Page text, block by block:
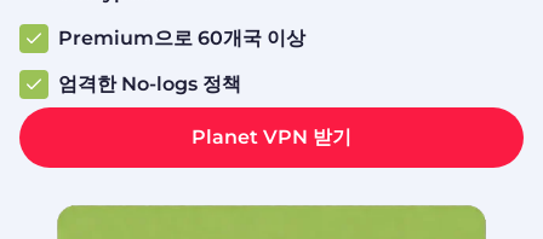
Premium으로 60개국 이상
엄격한 No-logs 정책
Planet VPN 받기